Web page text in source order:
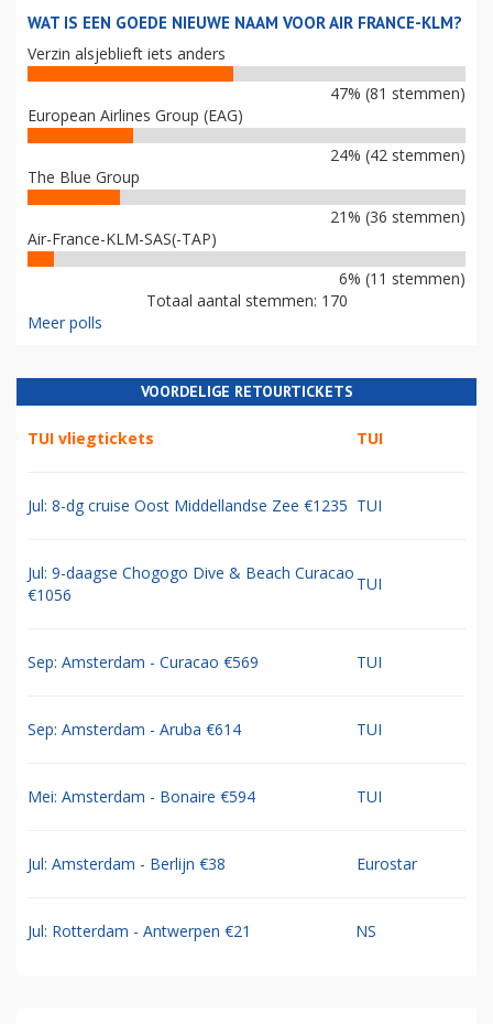
WAT IS EEN GOEDE NIEUWE NAAM VOOR AIR FRANCE-KLM?
Verzin alsjeblieft iets anders
47% (81 stemmen)
European Airlines Group (EAG)
24% (42 stemmen)
The Blue Group
21% (36 stemmen)
Air-France-KLM-SAS(-TAP)
6% (11 stemmen)
Totaal aantal stemmen: 170
Meer polls
VOORDELIGE RETOURTICKETS
TUI vliegtickets TUI
Jul: 8-dg cruise Oost Middellandse Zee €1235 TUI
Jul: 9-daagse Chogogo Dive & Beach Curacao
€1056
TUI
Sep: Amsterdam - Curacao €569 TUI
Sep: Amsterdam - Aruba €614 TUI
Mei: Amsterdam - Bonaire €594 TUI
Jul: Amsterdam - Berlijn €38 Eurostar
Jul: Rotterdam - Antwerpen €21 NS